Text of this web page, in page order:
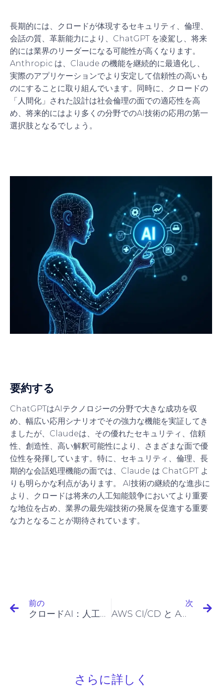
長期的には、クロードが体現するセキュリティ、倫理、
会話の質、革新能力により、ChatGPT を凌駕し、将来
的には業界のリーダーになる可能性が高くなります。
Anthropic は、Claude の機能を継続的に最適化し、
実際のアプリケーションでより安定して信頼性の高いも
のにすることに取り組んでいます。同時に、クロードの
「人間化」された設計は社会倫理の面での適応性を高
め、将来的にはより多くの分野でのAI技術の応用の第一
選択肢となるでしょう。
要約する
ChatGPTはAIテクノロジーの分野で大きな成功を収
め、幅広い応用シナリオでその強力な機能を実証してき
ましたが、Claudeは、その優れたセキュリティ、信頼
性、創造性、高い解釈可能性により、さまざまな面で優
位性を発揮しています。特に、セキュリティ、倫理、長
期的な会話処理機能の面では、Claude は ChatGPT よ
りも明らかな利点があります。 AI技術の継続的な進歩に
より、クロードは将来の人工知能競争においてより重要
な地位を占め、業界の最先端技術の発展を促進する重要
な力となることが期待されています。
前の
クロードAI：人工知能のゲームチェンジャー
次
AWS CI/CD と AWS CodeCommit
さらに詳しく